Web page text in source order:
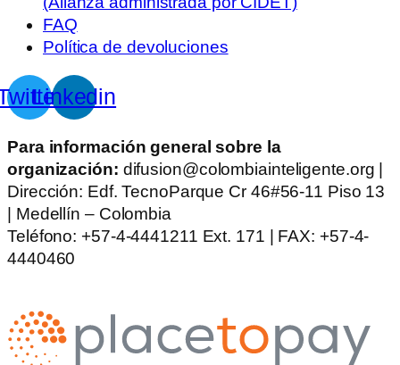
FAQ
Política de devoluciones
Linkedin
Para información general sobre la
organización: difusion@colombiainteligente.org |
Dirección: Edf. TecnoParque Cr 46#56-11 Piso 13
| Medellín – Colombia
Teléfono: +57-4-4441211 Ext. 171 | FAX: +57-4-
4440460